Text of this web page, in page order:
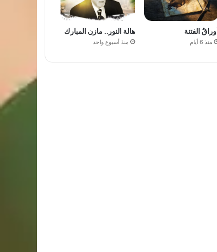
الفتنة
منذ 6 أيام
هالة النور.. مازن المبارك
منذ أسبوع واحد